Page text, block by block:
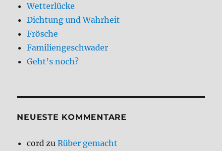
Wetterlücke
Dichtung und Wahrheit
Frösche
Familiengeschwader
Geht’s noch?
NEUESTE KOMMENTARE
cord zuRüber gemacht